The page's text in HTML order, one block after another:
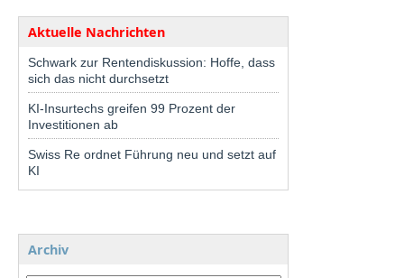
Aktuelle Nachrichten
Schwark zur Rentendiskussion: Hoffe, dass
sich das nicht durchsetzt
KI-Insurtechs greifen 99 Prozent der
Investitionen ab
Swiss Re ordnet Führung neu und setzt auf
KI
Archiv